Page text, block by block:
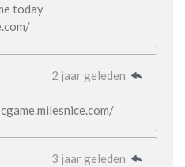
today
2 jaar geleden
3 jaar geleden